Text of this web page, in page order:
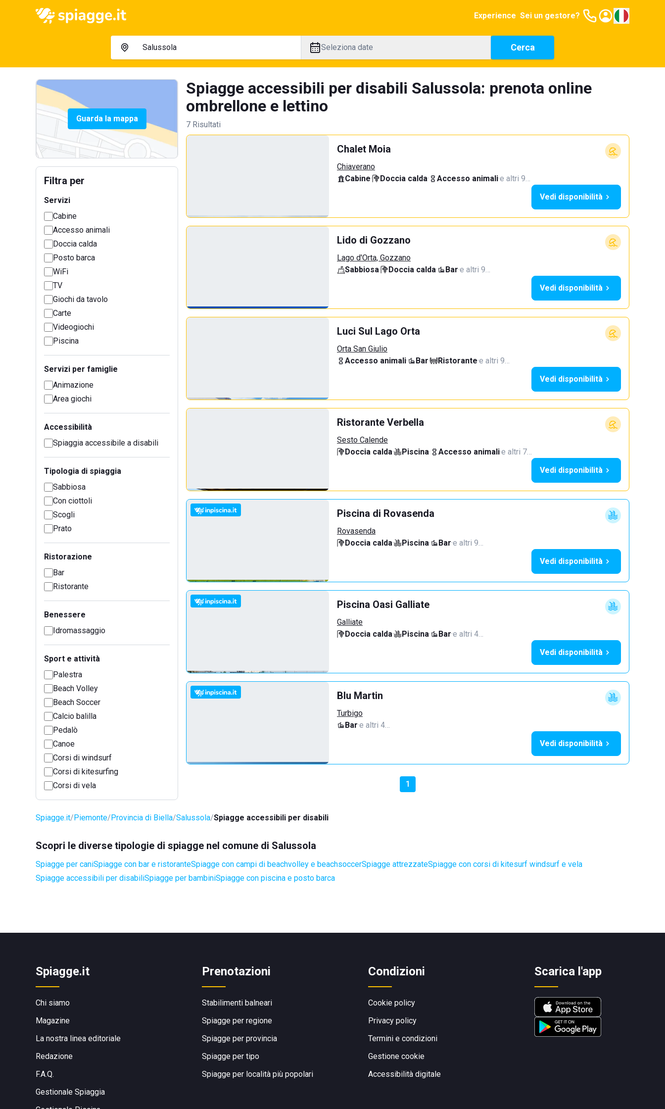
Experience Sei un gestore?
Seleziona date Cerca
Guarda la mappa
Filtra per
Servizi
Cabine
Accesso animali
Doccia calda
Posto barca
WiFi
TV
Giochi da tavolo
Carte
Videogiochi
Piscina
Servizi per famiglie
Animazione
Area giochi
Accessibilità
Spiaggia accessibile a disabili
Tipologia di spiaggia
Sabbiosa
Con ciottoli
Scogli
Prato
Ristorazione
Bar
Ristorante
Benessere
Idromassaggio
Sport e attività
Palestra
Beach Volley
Beach Soccer
Calcio balilla
Pedalò
Canoe
Corsi di windsurf
Corsi di kitesurfing
Corsi di vela
Spiagge accessibili per disabili Salussola: prenota online
ombrellone e lettino
7 Risultati
Chalet Moia
Chiaverano
Cabine· Doccia calda· Accesso animali·e altri 9…
Vedi disponibilità
Lido di Gozzano
Lago d'Orta, Gozzano
Sabbiosa· Doccia calda· Bar·e altri 9…
Vedi disponibilità
Luci Sul Lago Orta
Orta San Giulio
Accesso animali· Bar· Ristorante·e altri 9…
Vedi disponibilità
Ristorante Verbella
Sesto Calende
Doccia calda· Piscina· Accesso animali·e altri 7…
Vedi disponibilità
Piscina di Rovasenda
Rovasenda
Doccia calda· Piscina· Bar·e altri 9…
Vedi disponibilità
Piscina Oasi Galliate
Galliate
Doccia calda· Piscina· Bar·e altri 4…
Vedi disponibilità
Blu Martin
Turbigo
Bar·e altri 4…
Vedi disponibilità
1
Spiagge.it Piemonte Provincia di Biella Salussola Spiagge accessibili per disabili
Scopri le diverse tipologie di spiagge nel comune di Salussola
Spiagge per caniSpiagge con bar e ristoranteSpiagge con campi di beachvolley e beachsoccerSpiagge attrezzateSpiagge con corsi di kitesurf windsurf e vela
Spiagge accessibili per disabiliSpiagge per bambiniSpiagge con piscina e posto barca
Spiagge.it
Chi siamo
Magazine
La nostra linea editoriale
Redazione
F.A.Q.
Gestionale Spiaggia
Prenotazioni
Stabilimenti balneari
Spiagge per regione
Spiagge per provincia
Spiagge per tipo
Spiagge per località più popolari
Condizioni
Cookie policy
Privacy policy
Termini e condizioni
Gestione cookie
Accessibilità digitale
Scarica l'app